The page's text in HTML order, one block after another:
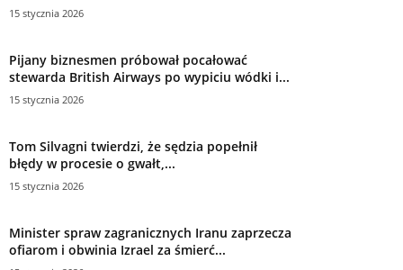
15 stycznia 2026
Pijany biznesmen próbował pocałować
stewarda British Airways po wypiciu wódki i...
15 stycznia 2026
Tom Silvagni twierdzi, że sędzia popełnił
błędy w procesie o gwałt,...
15 stycznia 2026
Minister spraw zagranicznych Iranu zaprzecza
ofiarom i obwinia Izrael za śmierć...